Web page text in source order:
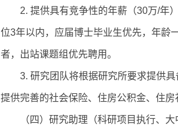
2. 提供具有竞争性的年薪（30万/年
位3年以内，应届博士毕业生优先， 年龄
者，出站课题组优先聘用。
3. 研究团队将根据研究所要求提供
提供完善的社会保险、住房公积金、住房
（四）研究助理（科研项目执行、